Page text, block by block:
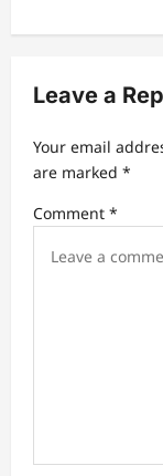
g
t
i
o
Leave a
Your email
are marked *
Comment *